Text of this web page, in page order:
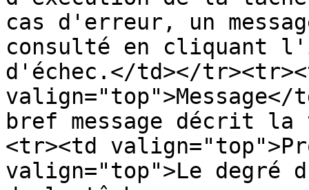
cas d'erreur, un
consulté en cliquant
d'échec.</td></
bref message décrit la
<tr><td
valign="top">Le degré